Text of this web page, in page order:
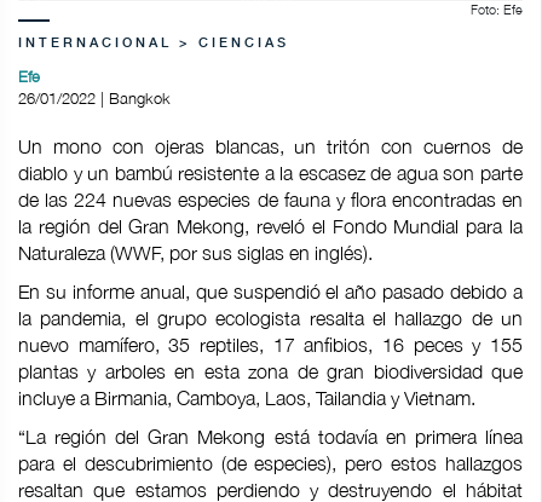
Foto: Efe
INTERNACIONAL > CIENCIAS
Efe
26/01/2022 | Bangkok
Un mono con ojeras blancas, un tritón con cuernos de
diablo y un bambú resistente a la escasez de agua son parte
de las 224 nuevas especies de fauna y flora encontradas en
la región del Gran Mekong, reveló el Fondo Mundial para la
Naturaleza (WWF, por sus siglas en inglés).
En su informe anual, que suspendió el año pasado debido a
la pandemia, el grupo ecologista resalta el hallazgo de un
nuevo mamífero, 35 reptiles, 17 anfibios, 16 peces y 155
plantas y arboles en esta zona de gran biodiversidad que
incluye a Birmania, Camboya, Laos, Tailandia y Vietnam.
“La región del Gran Mekong está todavía en primera línea
para el descubrimiento (de especies), pero estos hallazgos
resaltan que estamos perdiendo y destruyendo el hábitat